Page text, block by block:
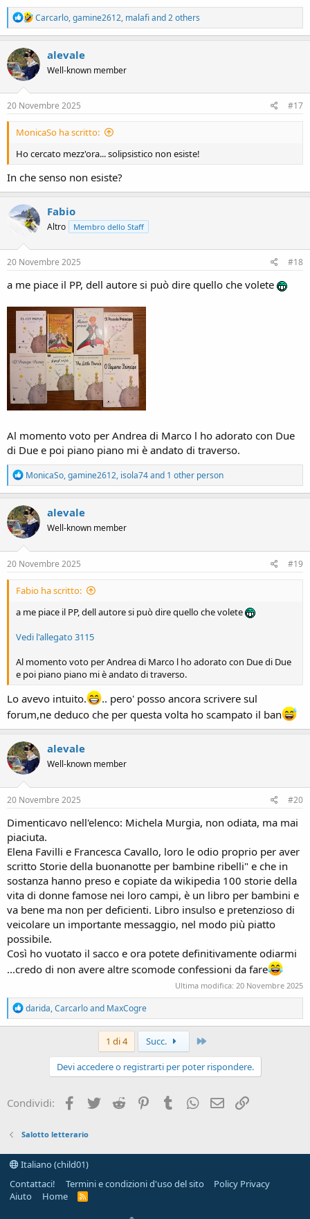
R
e
a
t
i
n
s
Carcarlo,gamine2612, malafiand 2 others
alevale
Well-known member
20 Novembre 2025 #17
MonicaSo ha scritto:
Ho cercato mezz'ora... solipsistico non esiste!
In che senso non esiste?
Fabio
Altro Membro dello Staff
20 Novembre 2025 #18
a me piace il PP, dell autore si può dire quello che volete
Al momento voto per Andrea di Marco l ho adorato con Due
di Due e poi piano piano mi è andato di traverso.
R
e
a
c
t
i
o
n
s
MonicaSo,gamine2612, isola74and 1 other person
alevale
Well-known member
20 Novembre 2025 #19
Fabio ha scritto:
a me piace il PP, dell autore si può dire quello che volete
Vedi l'allegato 3115
Al momento voto per Andrea di Marco l ho adorato con Due di Due
e poi piano piano mi è andato di traverso.
Lo avevo intuito.
.. pero' posso ancora scrivere sul
forum,ne deduco che per questa volta ho scampato il ban
alevale
Well-known member
20 Novembre 2025 #20
Dimenticavo nell'elenco: Michela Murgia, non odiata, ma mai
piaciuta.
Elena Favilli e Francesca Cavallo, loro le odio proprio per aver
scritto Storie della buonanotte per bambine ribelli" e che in
sostanza hanno preso e copiate da wikipedia 100 storie della
vita di donne famose nei loro campi, è un libro per bambini e
va bene ma non per deficienti. Libro insulso e pretenzioso di
veicolare un importante messaggio, nel modo più piatto
possibile.
Così ho vuotato il sacco e ora potete definitivamente odiarmi
...credo di non avere altre scomode confessioni da fare
Ultima modifica: 20 Novembre 2025
R
e
a
:
darida,Carcarloand MaxCogre
1 di 4 Succ.
Devi accedere o registrarti per poter rispondere.
Condividi: Facebook
Twitter Reddit PinterestTumblrWhatsApp
e-mail
Salotto letterario
Italiano (child01)
Contattaci!
Termini e condizioni d'uso del sito
Policy Privacy
Aiuto
Home
R